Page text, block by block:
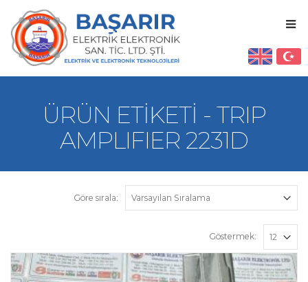
ÜRÜN ETIKETI - TRIP
AMPLIFIER 2231D
Göre sırala:
Göstermek: